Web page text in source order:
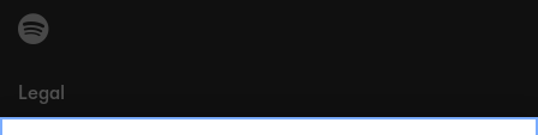
Legal
Mentions légales